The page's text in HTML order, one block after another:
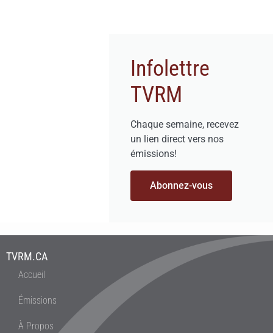
Infolettre
TVRM
Chaque semaine, recevez
un lien direct vers nos
émissions!
Abonnez-vous
TVRM.CA
Accueil
Émissions
À Propos